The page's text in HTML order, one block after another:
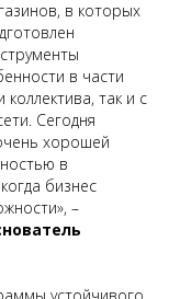
в которых
в части
так и с
Сегодня
хорошей
в
бизнес
, –